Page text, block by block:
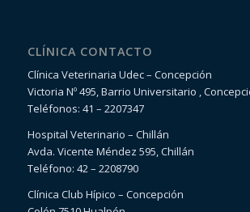
CLÍNICA CONTACTO
Clínica Veterinaria Udec – Concepción
Victoria Nº 495, Barrio Universitario ,
Teléfonos: 41 – 2207347
Hospital Veterinario – Chillán
Avda. Vicente Méndez 595, Chillán
Teléfono: 42 – 2208790
Clínica Club Hípico – Concepción